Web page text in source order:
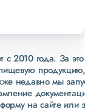
2010 года. За
недавно мы
на сайте или